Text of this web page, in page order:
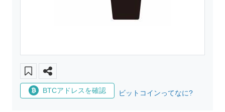
BTCアドレスを確認 ビットコインってなに?